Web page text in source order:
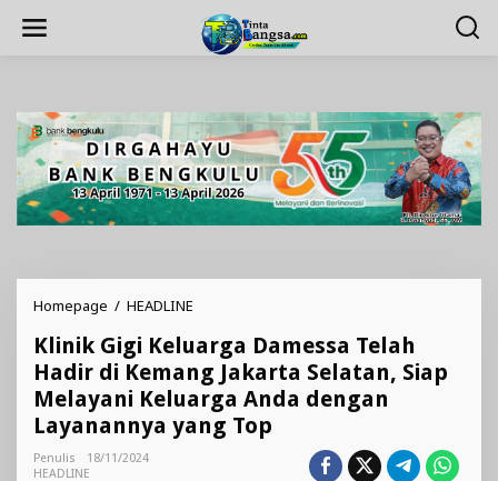
Homepage / HEADLINE
Keluarga
Damessa
Telah
Hadir
di
Kemang
Klinik Gigi Keluarga Damessa Telah
Hadir di Kemang Jakarta Selatan, Siap
Melayani Keluarga Anda dengan
Layanannya yang Top
Penulis
18/11/2024
HEADLINE